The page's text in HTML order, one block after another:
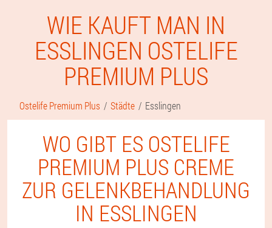
WIE KAUFT MAN IN
ESSLINGEN OSTELIFE
PREMIUM PLUS
Ostelife Premium Plus Städte Esslingen
WO GIBT ES OSTELIFE
PREMIUM PLUS CREME
ZUR GELENKBEHANDLUNG
IN ESSLINGEN